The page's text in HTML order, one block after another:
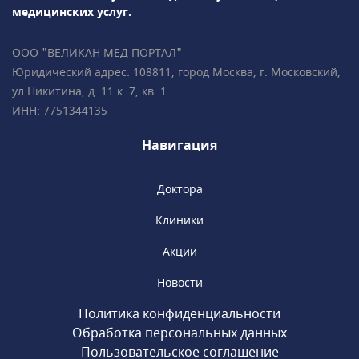
диагностикаПодробно всё объясним,
пациентов • Все врачи имеют
международные сертификаты Fetal Medicine
Foundation (Фонд медицины плода) • Всего в
2 минутах ходьбы от метро «Чистые пруды»,
медицинских услуг.
ООО "ВЕЛИКАН МЕД ПОРТАЛ"
Юридический адрес: 108811, город Москва, г. Московский,
ул Никитина, д. 11 к. 7, кв. 1
ИНН: 7751344135
Навигация
Доктора
Клиники
Акции
Новости
Политика конфиденциальности
Обработка персональных данных
Пользовательское соглашение